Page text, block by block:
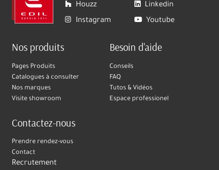
Houzz
Linkedin
Instagram
Youtube
Nos produits
Pages Produits
Catalogues à consulter
Nos marques
Visite showroom
Besoin d'aide
Conseils
FAQ
Tutos & Vidéos
Espace professionel
Contactez-nous
Prendre rendez-vous
Contact
Recrutement